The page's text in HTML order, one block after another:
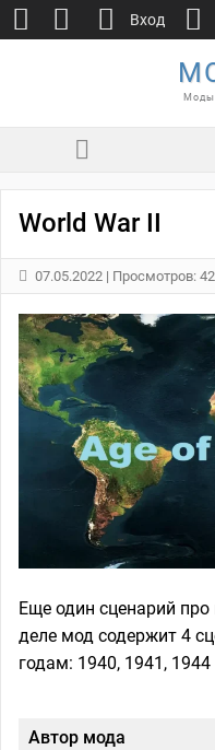
Моды
World War II
07.05.2022 | Просмотров: 42
Еще один сценарий
деле мод содержит 4
годам: 1940, 1941, 1944
Автор мода
Вход